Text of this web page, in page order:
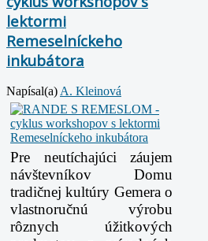
lektormi
Remeselníckeho
inkubátora
Napísal(a) A. Kleinová
Pre neutíchajúci záujem
návštevníkov Domu
tradičnej kultúry Gemera o
vlastnoručnú výrobu
rôznych úžitkových